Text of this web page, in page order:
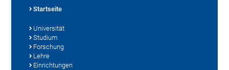
Startseite
Universität
Studium
Forschung
Lehre
Einrichtungen